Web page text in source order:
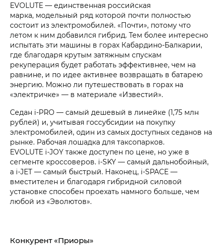
EVOLUTE — единственная российская
марка, модельный ряд которой почти полностью
состоит из электромобилей. «Почти», потому что
летом к ним добавился гибрид. Тем более интересно
испытать эти машины в горах Кабардино-Балкарии,
где благодаря крутым затяжным спускам
рекуперация будет работать эффективнее, чем на
равнине, и по идее активнее возвращать в батарею
энергию. Можно ли путешествовать в горах на
«электричке» — в материале «Известий».
Седан i‑PRO — самый дешевый в линейке (1,75 млн
рублей) и, учитывая госсубсидии на покупку
электромобилей, один из самых доступных седанов на
рынке. Рабочая лошадка для таксопарков.
EVOLUTE i‑JOY также доступен по цене, но уже в
сегменте кроссоверов. i‑SKY — самый дальнобойный,
а i‑JET — самый быстрый. Наконец, i‑SPACE —
вместителен и благодаря гибридной силовой
установке способен проехать намного больше, чем
любой из «Эволютов».
Конкурент «Приоры»